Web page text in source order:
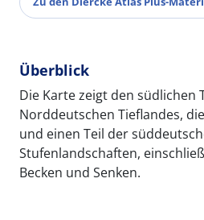
Überblick
Die Karte zeigt den südlichen
Norddeutschen Tieflandes,
und einen Teil der
Stufenlandschaften,
Becken und Senken.